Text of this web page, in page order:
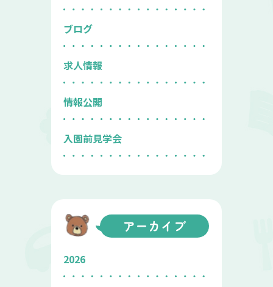
ブログ
求人情報
情報公開
入園前見学会
アーカイブ
2026